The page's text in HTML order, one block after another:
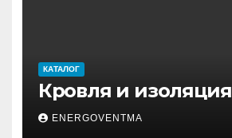
КАТАЛОГ
Кровля и изоляция
ENERGOVENTMA